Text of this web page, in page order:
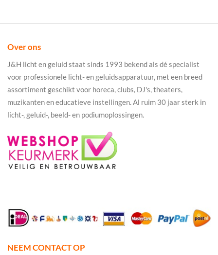
Over ons
J&H licht en geluid staat sinds 1993 bekend als dé specialist
voor professionele licht- en geluidsapparatuur, met een breed
assortiment geschikt voor horeca, clubs, DJ's, theaters,
muzikanten en educatieve instellingen. Al ruim 30 jaar sterk in
licht-, geluid-, beeld- en podiumoplossingen.
NEEM CONTACT OP